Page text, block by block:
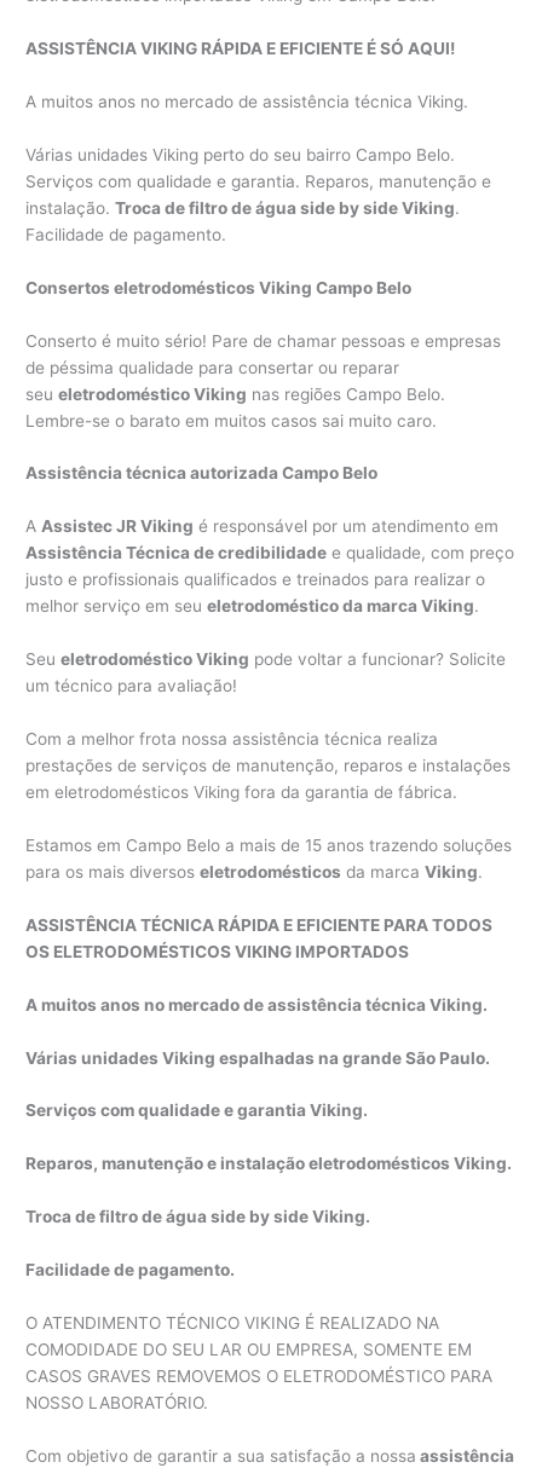
ASSISTÊNCIA VIKING RÁPIDA E EFICIENTE É SÓ AQUI!
A muitos anos no mercado de assistência técnica Viking.
Várias unidades Viking perto do seu bairro Campo Belo.
Serviços com qualidade e garantia. Reparos, manutenção e
instalação.Troca de filtro de água side by side Viking.
Facilidade de pagamento.
Consertos eletrodomésticos Viking Campo Belo
Conserto é muito sério! Pare de chamar pessoas e empresas
de péssima qualidade para consertar ou reparar
seueletrodoméstico Viking nas regiões Campo Belo.
Lembre-se o barato em muitos casos sai muito caro.
Assistência técnica autorizada Campo Belo
AAssistec JR Viking é responsável por um atendimento em
Assistência Técnica de credibilidade e qualidade, com preço
justo e profissionais qualificados e treinados para realizar o
melhor serviço em seueletrodoméstico da marca Viking.
Seueletrodoméstico Viking pode voltar a funcionar? Solicite
um técnico para avaliação!
Com a melhor frota nossa assistência técnica realiza
prestações de serviços de manutenção, reparos e instalações
em eletrodomésticos Viking fora da garantia de fábrica.
Estamos em Campo Belo a mais de 15 anos trazendo soluções
para os mais diversoseletrodomésticos da marcaViking.
ASSISTÊNCIA TÉCNICA RÁPIDA E EFICIENTE PARA TODOS
OS ELETRODOMÉSTICOS VIKING IMPORTADOS
A muitos anos no mercado de assistência técnica Viking.
Várias unidades Viking espalhadas na grande São Paulo.
Serviços com qualidade e garantia Viking.
Reparos, manutenção e instalação eletrodomésticos Viking.
Troca de filtro de água side by side Viking.
Facilidade de pagamento.
O ATENDIMENTO TÉCNICO VIKING É REALIZADO NA
COMODIDADE DO SEU LAR OU EMPRESA, SOMENTE EM
CASOS GRAVES REMOVEMOS O ELETRODOMÉSTICO PARA
NOSSO LABORATÓRIO.
Com objetivo de garantir a sua satisfação a nossa assistência